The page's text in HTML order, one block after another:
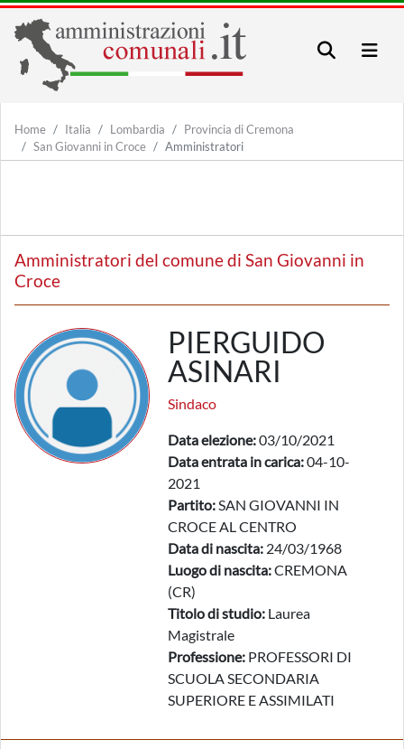
Home Italia Lombardia
Provincia di Cremona
San Giovanni in Croce
Amministratori
Amministratori del comune di San Giovanni in
Croce
PIERGUIDO
ASINARI
Sindaco
Data elezione:03/10/2021
Data entrata in carica:04-10-
2021
Partito:SAN GIOVANNI IN
CROCE AL CENTRO
Data di nascita: 24/03/1968
Luogo di nascita:CREMONA
(CR)
Titolo di studio: Laurea
Magistrale
Professione: PROFESSORI DI
SCUOLA SECONDARIA
SUPERIORE E ASSIMILATI